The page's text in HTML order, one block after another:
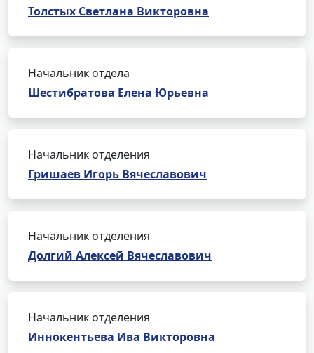
Толстых Светлана Викторовна
Начальник отдела
Шестибратова Елена Юрьевна
Начальник отделения
Гришаев Игорь Вячеславович
Начальник отделения
Долгий Алексей Вячеславович
Начальник отделения
Иннокентьева Ива Викторовна